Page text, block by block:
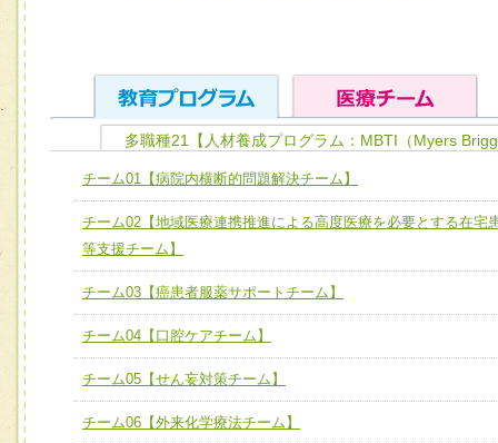
ユニット１ 医療人としての基礎能力
全人的医療を実践する医療人として、必要な基礎能力を身
ける
必要に応じて柔軟に医療チームを組織し、強調できる
ユニット３ 多職種連携力
他職種の視点とスキルを学び、相互理解と連携を深める
チーム01【病院内横断的問題解決チーム】
チーム02【地域医療連携推進による高度医療を必要とする
宅患者等支援チーム】
チーム05【せん妄対策チーム】
チーム06【外来化学療法チーム】
多職種21【人材養成プログラム：MBTI（Myers
チーム01【病院内横断的問題解決チーム】
チーム02【地域医療連携推進による高度医療を必要とする在宅
等支援チーム】
チーム03【癌患者服薬サポートチーム】
チーム04【口腔ケアチーム】
チーム05【せん妄対策チーム】
チーム06【外来化学療法チーム】